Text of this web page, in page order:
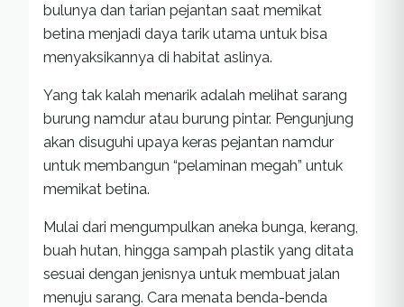
bulunya dan tarian pejantan saat memikat
betina menjadi daya tarik utama untuk bisa
menyaksikannya di habitat aslinya.
Yang tak kalah menarik adalah melihat sarang
burung namdur atau burung pintar. Pengunjung
akan disuguhi upaya keras pejantan namdur
untuk membangun “pelaminan megah” untuk
memikat betina.
Mulai dari mengumpulkan aneka bunga, kerang,
buah hutan, hingga sampah plastik yang ditata
sesuai dengan jenisnya untuk membuat jalan
menuju sarang. Cara menata benda-benda